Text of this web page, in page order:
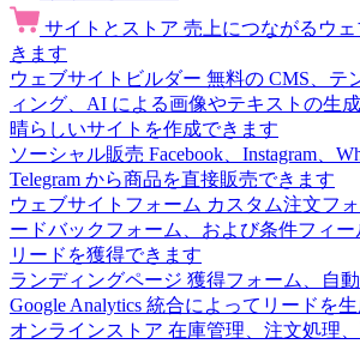
サイトとストア 売上につながるウ
きます
ウェブサイトビルダー 無料の CMS、テ
ィング、AI による画像やテキストの生
晴らしいサイトを作成できます
ソーシャル販売 Facebook、Instagram、
Telegram から商品を直接販売できます
ウェブサイトフォーム カスタム注文フ
ードバックフォーム、および条件フィ
リードを獲得できます
ランディングページ 獲得フォーム、自動
Google Analytics 統合によってリードを
オンラインストア 在庫管理、注文処理